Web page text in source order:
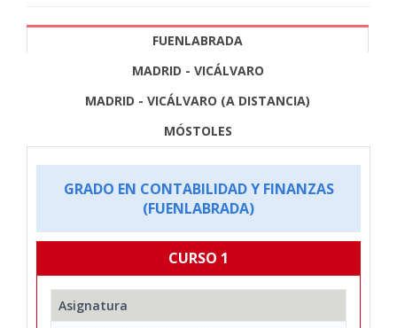
FUENLABRADA
MADRID - VICÁLVARO
MADRID - VICÁLVARO (A DISTANCIA)
MÓSTOLES
GRADO EN CONTABILIDAD Y FINANZAS
(FUENLABRADA)
CURSO 1
Asignatura